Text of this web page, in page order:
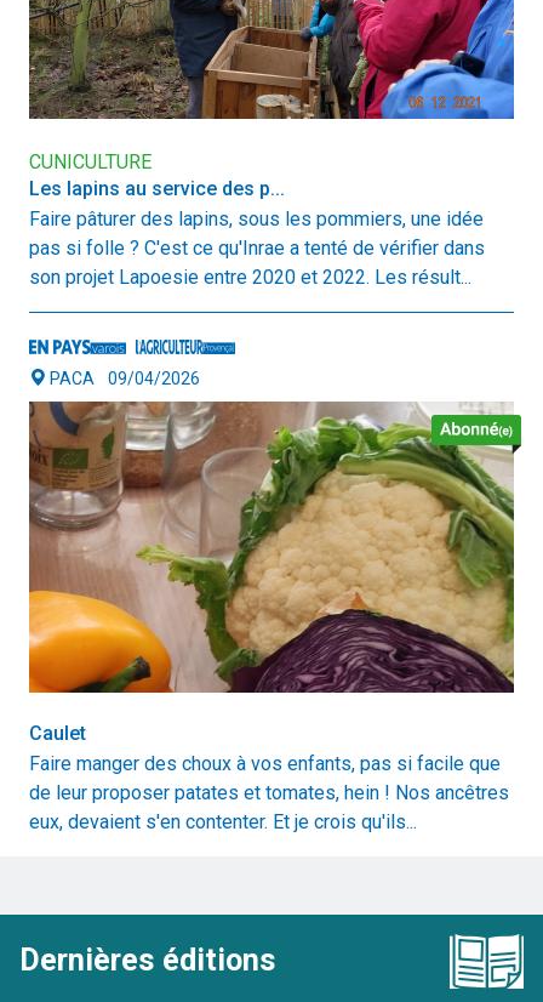
CUNICULTURE
Les lapins au service des p...
Faire pâturer des lapins, sous les pommiers, une idée
pas si folle ? C'est ce qu'Inrae a tenté de vérifier dans
son projet Lapoesie entre 2020 et 2022. Les résult...
PACA 09/04/2026
Caulet
Faire manger des choux à vos enfants, pas si facile que
de leur proposer patates et tomates, hein ! Nos ancêtres
eux, devaient s'en contenter. Et je crois qu'ils...
Dernières éditions